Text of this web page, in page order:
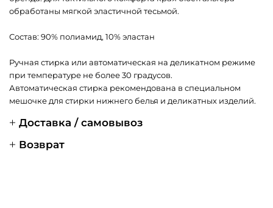
обработаны мягкой эластичной тесьмой.
Состав: 90% полиамид, 10% эластан
Ручная стирка или автоматическая на деликатном режиме
при температуре не более 30 градусов.
Автоматическая стирка рекомендована в специальном
мешочке для стирки нижнего белья и деликатных изделий.
Доставка / самовывоз
Возврат